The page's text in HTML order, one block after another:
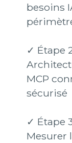
besoins
✓ Étape
MCP
sécurisé
✓ Étape
Mesurer